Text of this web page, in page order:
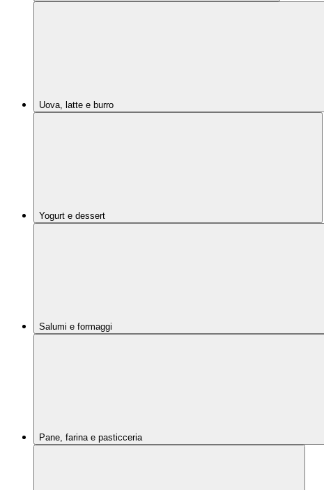
Uova, latte e burro
Yogurt e dessert
Salumi e formaggi
Pane, farina e pasticceria